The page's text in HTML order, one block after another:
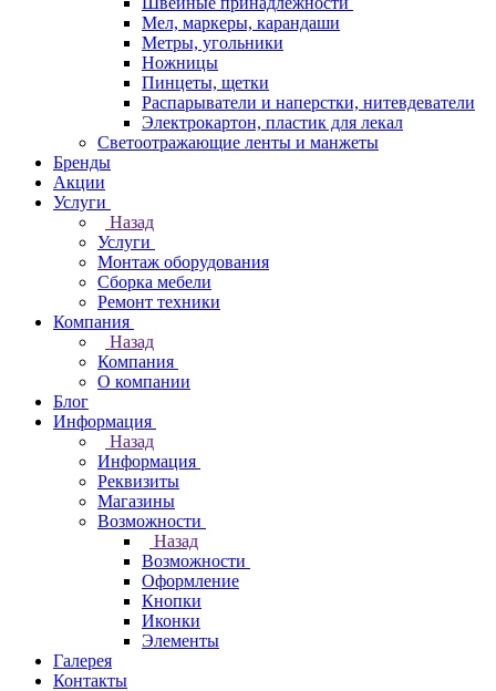
Мел, маркеры, карандаши
Метры, угольники
Ножницы
Пинцеты, щетки
Распарыватели и наперстки, нитевдеватели
Электрокартон, пластик для лекал
Светоотражающие ленты и манжеты
Бренды
Акции
Услуги
Назад
Услуги
Монтаж оборудования
Сборка мебели
Ремонт техники
Компания
Назад
Компания
О компании
Блог
Информация
Назад
Информация
Реквизиты
Магазины
Возможности
Назад
Возможности
Оформление
Кнопки
Иконки
Элементы
Галерея
Контакты